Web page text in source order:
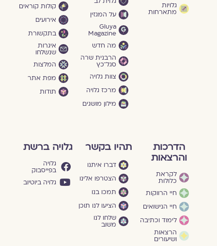
גלויות
מתארחות
על המגזין
Gluya
Magazine
מה חדש
הרבנית שרה
סגל־כץ
צוות גלויה
מרכז גלויה
מילון מושגים
קולות קוראים
אירועים
בתקשורת
איגרות
שנשלחו
המלצות
מפת אתר
תודות
הדרכות
והרצאות
לקראת
כלולות
חיי הרווקות
חיי הנישואים
לימוד וכתיבה
הרצאות
ושיעורים
תהיו בקשר
דברו איתנו
הצטרפו אלינו
תמכו בנו
הציעו לנו תוכן
שלחו לנו
משוב
גלויה ברשת
גלויה
בפייסבוק
גלויה ביוטיוב